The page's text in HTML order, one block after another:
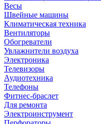
Весы
Швейные машины
Климатическая техника
Вентиляторы
Обогреватели
Увлажнители воздуха
Электроника
Телевизоры
Аудиотехника
Телефоны
Фитнес-браслет
Для ремонта
Электроинструмент